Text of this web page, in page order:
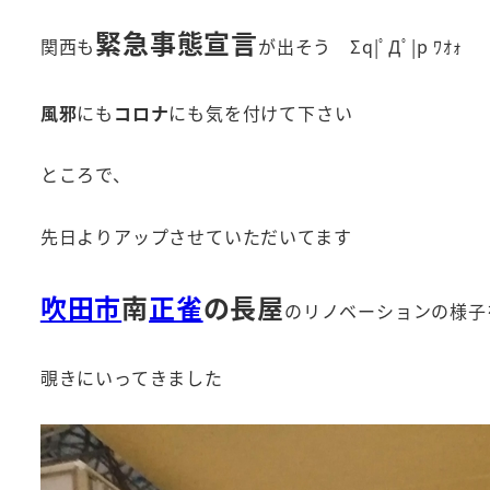
関西も緊急事態宣言が出そう Σq|ﾟДﾟ|p ﾜｵｫ
風邪にも コロナにも気を付けて下さい
ところで、
先日よりアップさせていただいてます
吹田市南正雀の長屋のリノベーションの様
覗きにいってきました